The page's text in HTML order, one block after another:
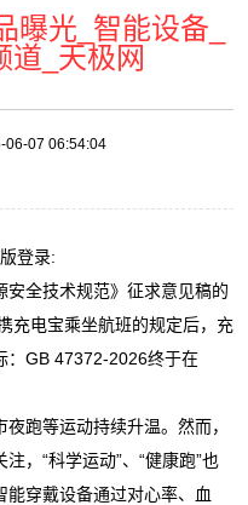
光_智能设备_
道_天极网
07 06:54:04
登录:
全技术规范》征求意见稿的
充电宝乘坐航班的规定后，充
：GB 47372-2026终于在
跑等运动持续升温。然而，
，“科学运动”、“健康跑”也
能穿戴设备通过对心率、血